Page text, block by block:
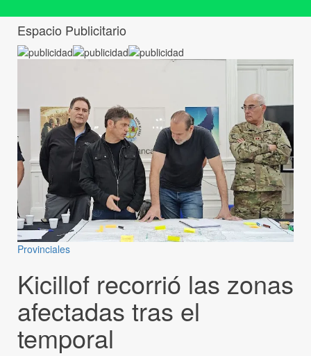
Espacio Publicitario
Provinciales
Kicillof recorrió las zonas
afectadas tras el
temporal